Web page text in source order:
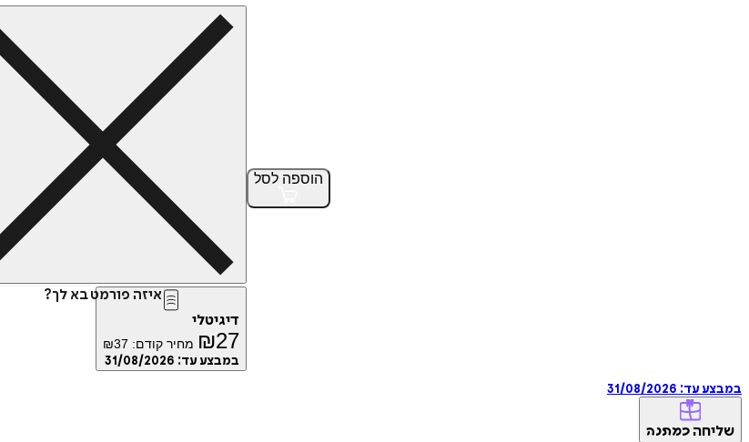
הוספה לסל
איזה פורמט בא לך?
דיגיטלי
₪27 מחיר קודם: ₪37
במבצע עד: 31/08/2026
במבצע עד: 31/08/2026
שליחה כמתנה